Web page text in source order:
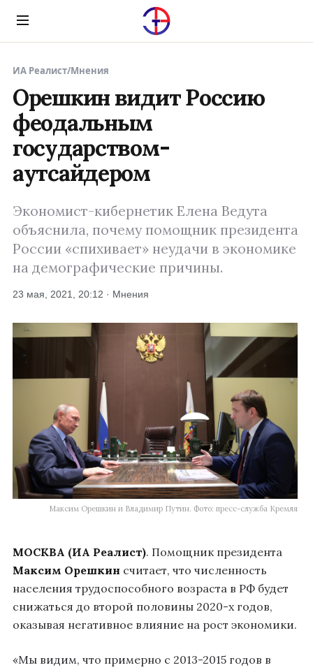
Menu
ИА Реалист/Мнения
Орешкин видит Россию
феодальным
государством-
аутсайдером
Экономист-кибернетик Елена Ведута
объяснила, почему помощник президента
России «спихивает» неудачи в экономике
на демографические причины.
23 мая, 2021, 20:12 · Мнения
Максим Орешкин и Владимир Путин. Фото: пресс-служба Кремля
МОСКВА (ИА Реалист). Помощник президента
Максим Орешкин считает, что численность
населения трудоспособного возраста в РФ будет
снижаться до второй половины 2020-х годов,
оказывая негативное влияние на рост экономики.
«Мы видим, что примерно с 2013-2015 годов в